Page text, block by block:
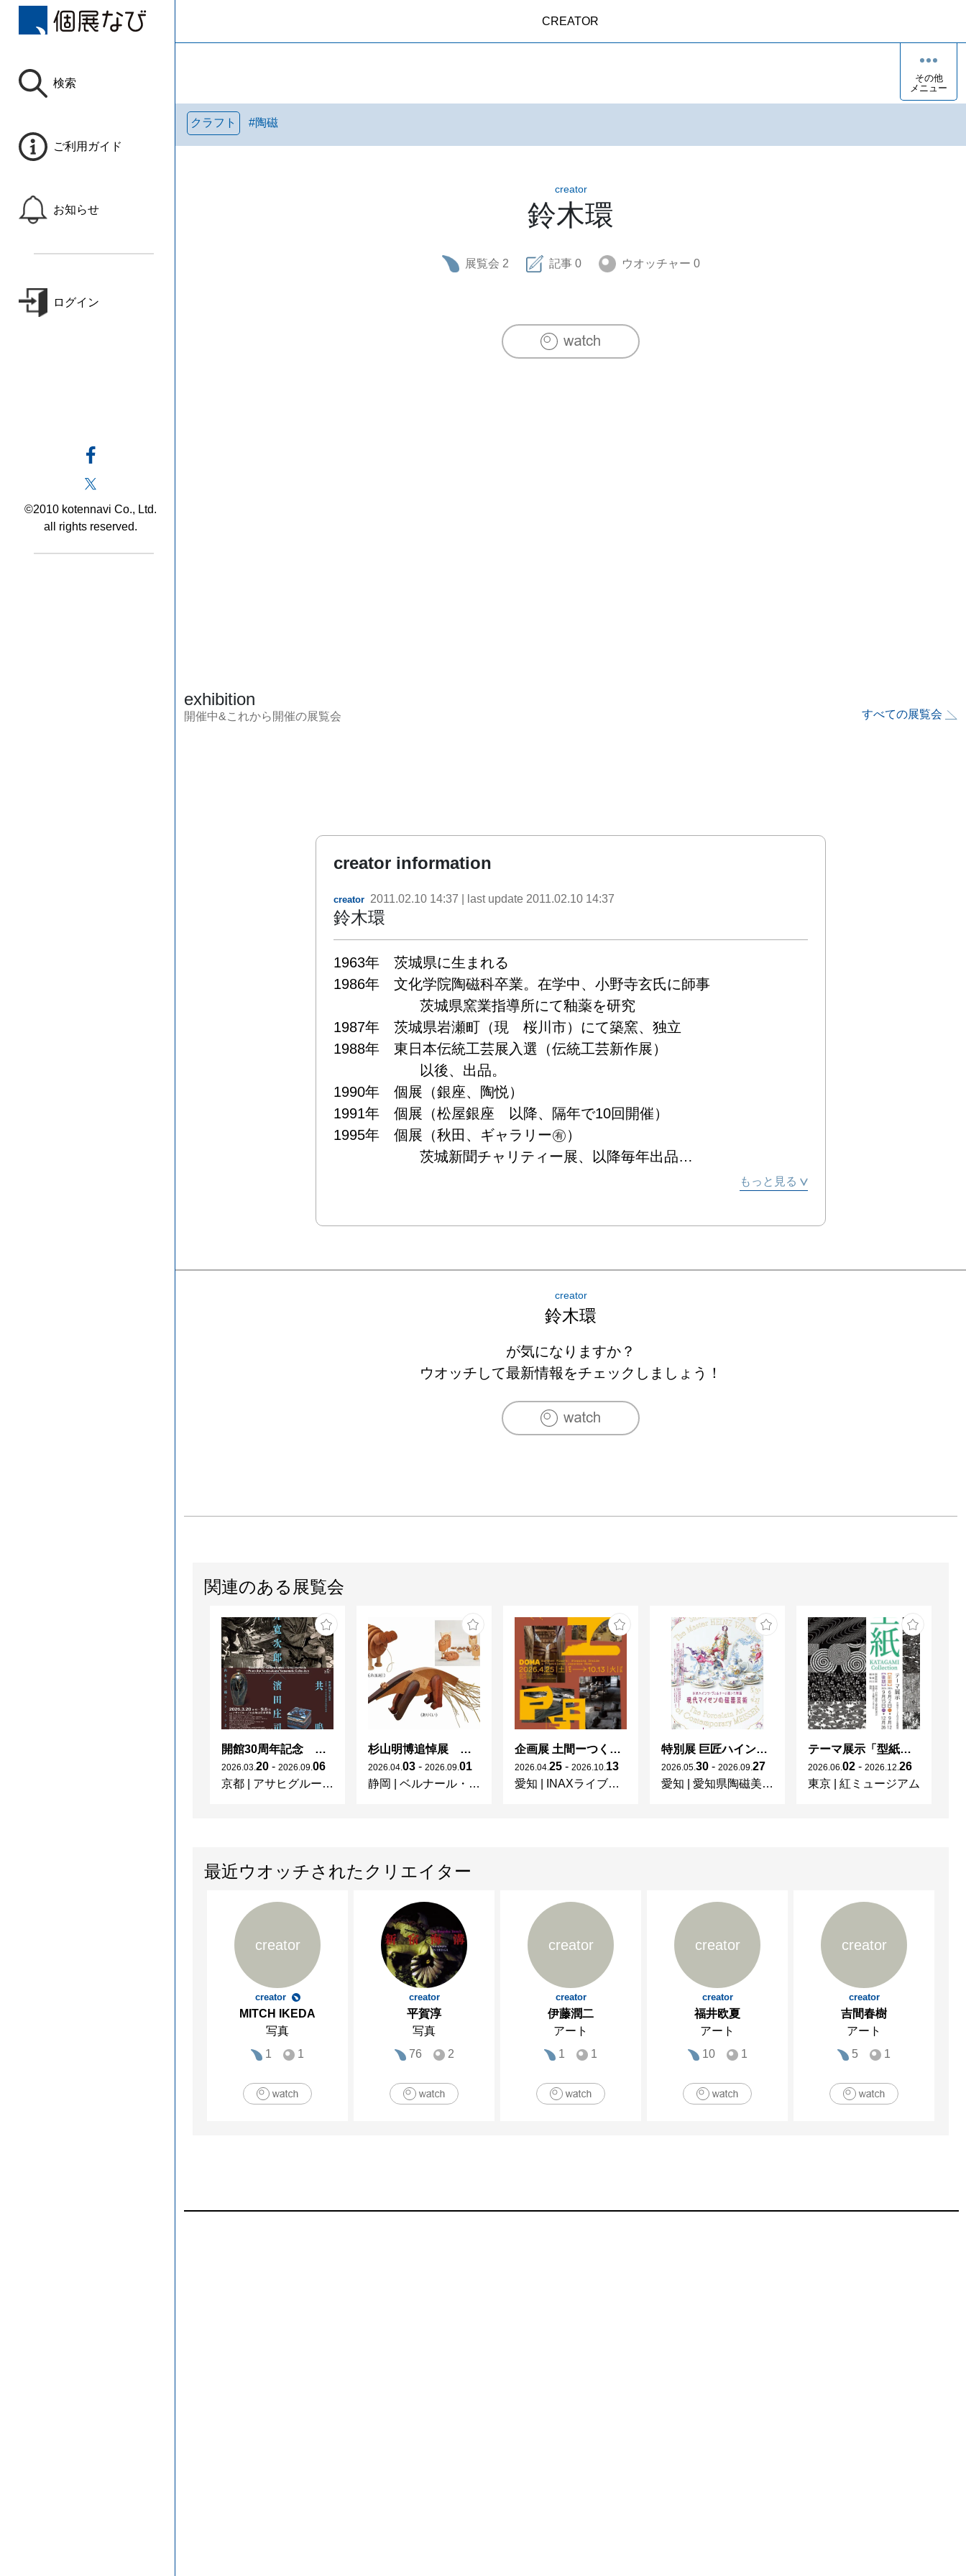
検索
ご利用ガイド
お知らせ
ログイン
©2010 kotennavi Co., Ltd.
all rights reserved.
CREATOR
その他
メニュー
クラフト #陶磁
creator
鈴木環
展覧会 2 記事 0 ウオッチャー 0
exhibition
開催中&これから開催の展覧会 すべての展覧会
creator information
creator 2011.02.10 14:37 | last update 2011.02.10 14:37
鈴木環
1963年　茨城県に生まれる
1986年　文化学院陶磁科卒業。在学中、小野寺玄氏に師事
茨城県窯業指導所にて釉薬を研究
1987年　茨城県岩瀬町（現　桜川市）にて築窯、独立
1988年　東日本伝統工芸展入選（伝統工芸新作展）
以後、出品。
1990年　個展（銀座、陶悦）
1991年　個展（松屋銀座　以降、隔年で10回開催）
1995年　個展（秋田、ギャラリー㊒）
茨城新聞チャリティー展、以降毎年出品
1996年　朝日新聞チャリティー展（東京、大阪）、以降毎年出品
個展（鎌倉、カマクラコーゲイ）
個展（水戸、金澤美術　以降2回開催）
2003年　益子開窯150年事業　栗原はるみが選ぶ器展
優秀賞
雑誌「陶遊56号」にて「粉引のレシピ」公開
2005年　茨城県陶芸美術館「陶のなかに景色を見る」に出品
2009年　個展（岡山天満屋本店）
茨城県陶芸美術館「KASAMA　ルーツと展開」に出品
もっと見る
creator
鈴木環
が気になりますか？
ウオッチして最新情報をチェックしましょう！
関連のある展覧会
開館30周年記念 山本爲三郎・河井寬次郎没後60年記念 「共鳴 河井寬次郎 × 濱田庄司 ー山本爲三郎コレクションより」
2026 03 20 - 2026 09 06
京都
アサヒグループ大山崎山荘美術館
杉山明博追悼展 木とわたし―木工の妙技と美術教育
2026 04 03 - 2026 09 01
静岡
ベルナール・ビュフェ美術館
企画展 土間ーつくって、つかって、再発見ー
2026 04 25 - 2026 10 13
愛知
INAXライブミュージアム
特別展 巨匠ハインツ・ヴェルナーの描いた物語（メルヘン） ー現代マイセンの磁器芸術ー
2026 05 30 - 2026 09 27
愛知
愛知県陶磁美術館
テーマ展示「型紙 KATAGAMI Collection」
2026 06 02 - 2026 12 26
東京
紅ミュージアム
最近ウオッチされたクリエイター
creator
creator
MITCH IKEDA
写真
1
1
creator
平賀淳
写真
76
2
creator
creator
伊藤潤二
アート
1
1
creator
creator
福井欧夏
アート
10
1
creator
creator
吉間春樹
アート
5
1